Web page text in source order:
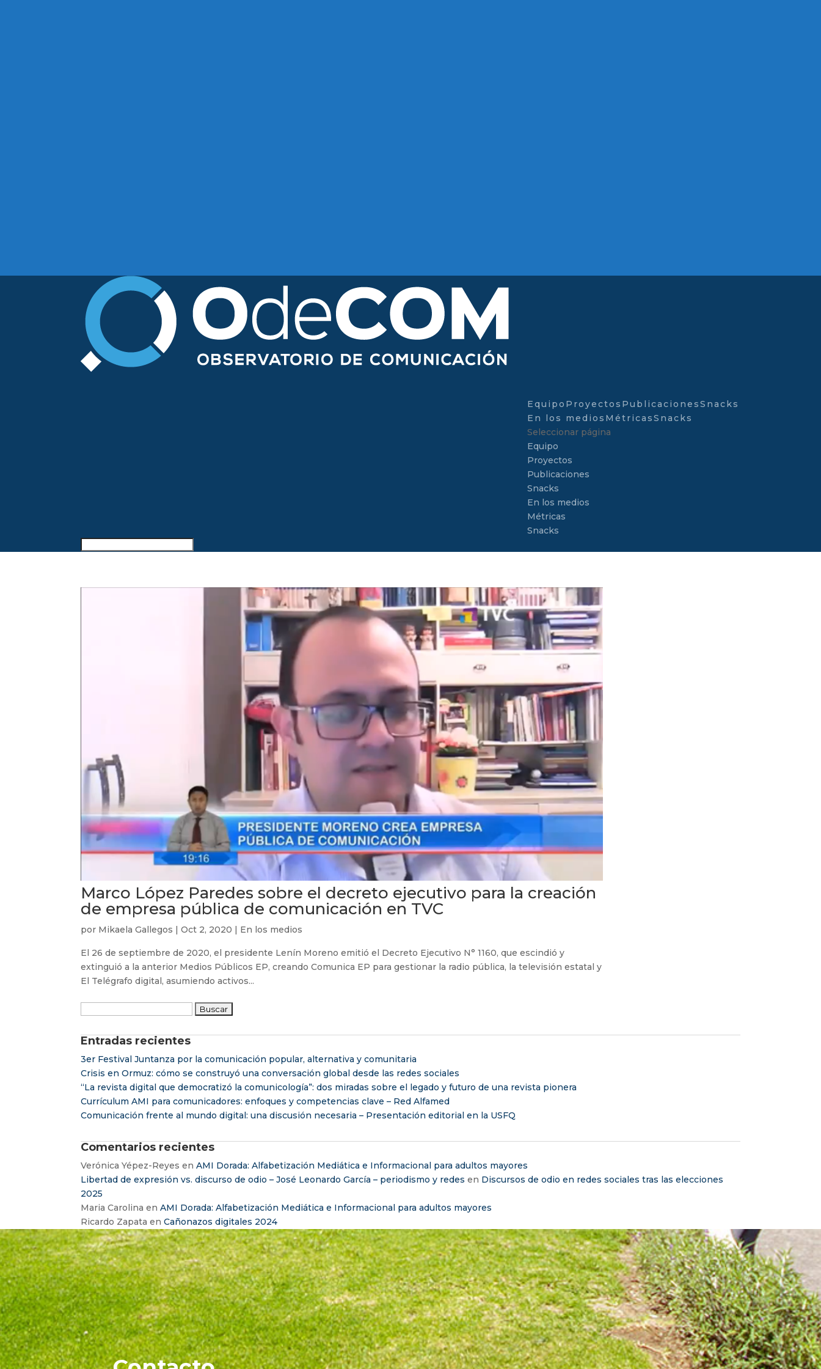
Equipo Proyectos PublicacionesSnacks
En los medios MétricasSnacks
Seleccionar página
Equipo
Proyectos
Publicaciones
Snacks
En los medios
Métricas
Snacks
Marco López Paredes sobre el decreto ejecutivo para la creación
de empresa pública de comunicación en TVC
por Mikaela Gallegos Oct 2, 2020 En los medios
El 26 de septiembre de 2020, el presidente Lenín Moreno emitió el Decreto Ejecutivo N° 1160, que escindió y
extinguió a la anterior Medios Públicos EP, creando Comunica EP para gestionar la radio pública, la televisión estatal y
El Telégrafo digital, asumiendo activos...
Entradas recientes
3er Festival Juntanza por la comunicación popular, alternativa y comunitaria
Crisis en Ormuz: cómo se construyó una conversación global desde las redes sociales
“La revista digital que democratizó la comunicología”: dos miradas sobre el legado y futuro de una revista pionera
Currículum AMI para comunicadores: enfoques y competencias clave – Red Alfamed
Comunicación frente al mundo digital: una discusión necesaria – Presentación editorial en la USFQ
Comentarios recientes
Verónica Yépez-Reyes en AMI Dorada: Alfabetización Mediática e Informacional para adultos mayores
Libertad de expresión vs. discurso de odio – José Leonardo García – periodismo y redes en Discursos de odio en redes sociales tras las elecciones
2025
Maria Carolina en AMI Dorada: Alfabetización Mediática e Informacional para adultos mayores
Ricardo Zapata en Cañonazos digitales 2024